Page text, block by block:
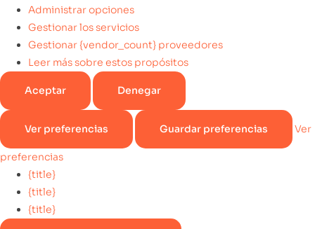
Administrar opciones
Gestionar los servicios
Gestionar {vendor_count} proveedores
Leer más sobre estos propósitos
Aceptar Denegar
Ver preferencias Guardar preferencias Ver
preferencias
{title}
{title}
{title}